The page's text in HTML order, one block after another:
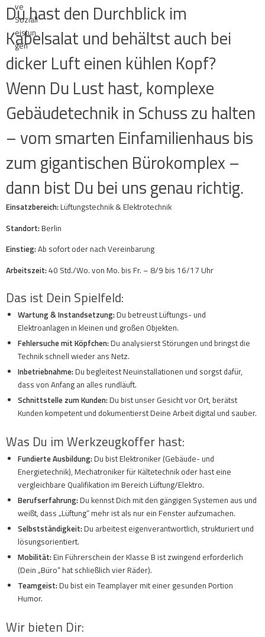
Du hast den Durchblick im
Kabelsalat und behältst auch bei
dicker Luft einen kühlen Kopf?
Wenn Du Lust hast, komplexe
Gebäudetechnik in Schuss zu halten
– vom smarten Einfamilienhaus bis
zum gigantischen Bürokomplex –
dann bist Du bei uns genau richtig.
Einsatzbereich: Lüftungstechnik & Elektrotechnik
Standort: Berlin
Einstieg:Ab sofort oder nach Vereinbarung
Arbeitszeit:40 Std./Wo. von Mo. bis Fr. – 8/9 bis 16/17 Uhr
Das ist Dein Spielfeld:
Wartung & Instandsetzung: Du betreust Lüftungs- und
Elektroanlagen in kleinen und großen Objekten.
Fehlersuche mit Köpfchen: Du analysierst Störungen und bringst die
Technik schnell wieder ans Netz.
Inbetriebnahme: Du begleitest Neuinstallationen und sorgst dafür,
dass von Anfang an alles rundläuft.
Schnittstelle zum Kunden: Du bist unser Gesicht vor Ort, berätst
Kunden kompetent und dokumentierst Deine Arbeit digital und sauber.
Was Du im Werkzeugkoffer hast:
Fundierte Ausbildung: Du bist Elektroniker (Gebäude- und
Energietechnik), Mechatroniker für Kältetechnik oder hast eine
vergleichbare Qualifikation im Bereich Lüftung/Elektro.
Berufserfahrung: Du kennst Dich mit den gängigen Systemen aus und
weißt, dass „Lüftung“ mehr ist als nur ein Fenster aufzumachen.
Selbstständigkeit: Du arbeitest eigenverantwortlich, strukturiert und
lösungsorientiert.
Mobilität: Ein Führerschein der Klasse B ist zwingend erforderlich
(Dein „Büro“ hat schließlich vier Räder).
Teamgeist: Du bist ein Teamplayer mit einer gesunden Portion
Humor.
Wir bieten Dir: